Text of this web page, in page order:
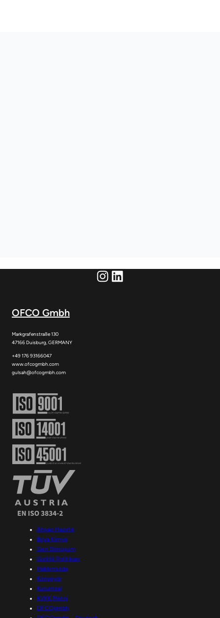
Instagram
LinkedIn
OFCO Gmbh
Markgrafenstraße 130
47166 Duisburg, GERMANY
+49 176 93166047
www.ofcogmbh.com
gulsah@ofcogmbh.com
Ahşap Hazırlık
Boya Kimya
Geri Dönüşüm
Gizlilik Politikası
Hakkımızda
Konveyör
Kurumsal
KVKK Metni
OFCOgmbh